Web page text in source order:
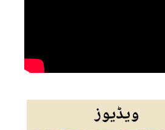
ویڈیوز